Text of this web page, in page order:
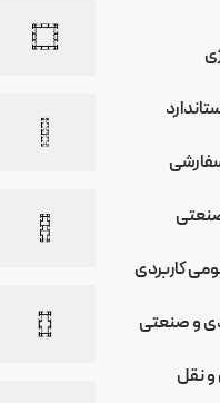
کاربردی
صنعتی
ماژولار
و صنعتی
نقل